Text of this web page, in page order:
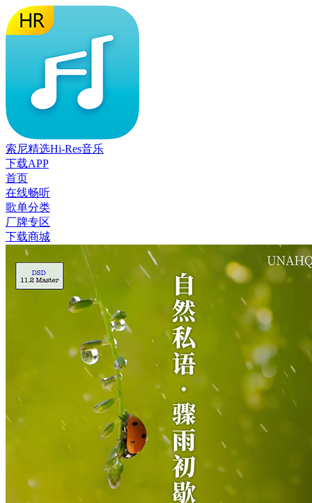
索尼精选Hi-Res音乐
下载APP
首页
在线畅听
歌单分类
厂牌专区
下载商城